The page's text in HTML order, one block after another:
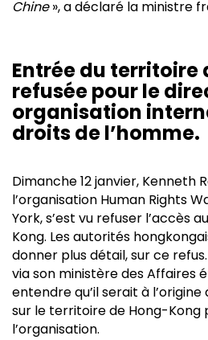
Chine», a déclaré la ministre
Entrée du territoire
refusée pour le
organisation
droits de l’homme.
Dimanche 12 janvier, Kenneth
l’organisation Human Rights
York, s’est vu refuser l’accès
Kong. Les autorités
donner plus détail, sur ce
via son ministère des Affaires
entendre qu’il serait à
sur le territoire de Hong-Kong
l’organisation.